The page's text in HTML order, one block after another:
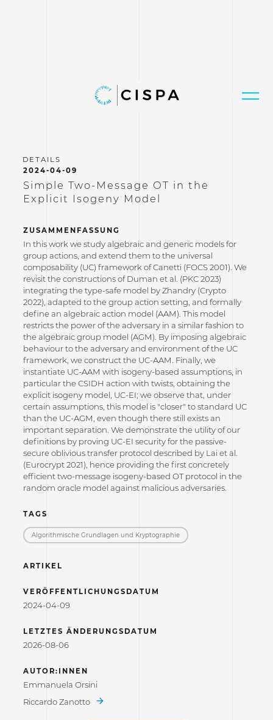
2024-04-09
Simple Two-Message OT in the
Explicit Isogeny Model
ZUSAMMENFASSUNG
In this work we study algebraic and generic models for
group actions, and extend them to the universal
composability (UC) framework of Canetti (FOCS 2001). We
revisit the constructions of Duman et al. (PKC 2023)
integrating the type-safe model by Zhandry (Crypto
2022), adapted to the group action setting, and formally
define an algebraic action model (AAM). This model
restricts the power of the adversary in a similar fashion to
the algebraic group model (AGM). By imposing algebraic
behaviour to the adversary and environment of the UC
framework, we construct the UC-AAM. Finally, we
instantiate UC-AAM with isogeny-based assumptions, in
particular the CSIDH action with twists, obtaining the
explicit isogeny model, UC-EI; we observe that, under
certain assumptions, this model is "closer" to standard UC
than the UC-AGM, even though there still exists an
important separation. We demonstrate the utility of our
definitions by proving UC-EI security for the passive-
secure oblivious transfer protocol described by Lai et al.
(Eurocrypt 2021), hence providing the first concretely
efficient two-message isogeny-based OT protocol in the
random oracle model against malicious adversaries.
TAGS
Algorithmische Grundlagen und Kryptographie
ARTIKEL
VERÖFFENTLICHUNGSDATUM
2024-04-09
LETZTES ÄNDERUNGSDATUM
2026-08-06
AUTOR:INNEN
Emmanuela Orsini
Riccardo Zanotto